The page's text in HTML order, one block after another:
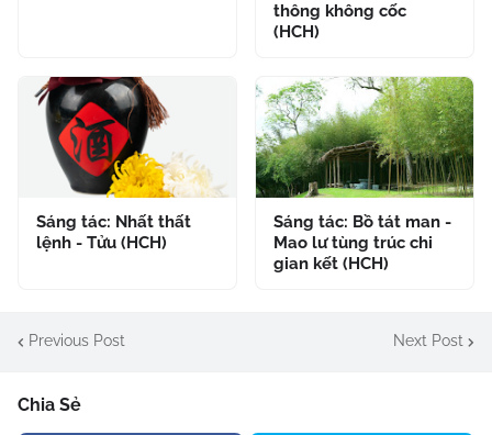
thông không cốc
(HCH)
Sáng tác: Nhất thất
lệnh - Tửu (HCH)
Sáng tác: Bồ tát man -
Mao lư tùng trúc chi
gian kết (HCH)
Previous Post Next Post
Chia Sẻ